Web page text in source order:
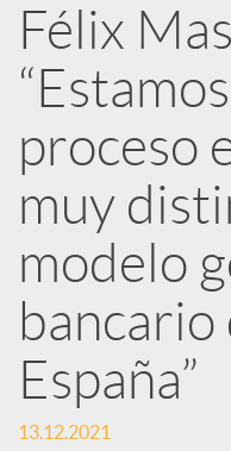
b
i
c
a
d
Félix
proceso
muy
modelo
bancario
España”
13.12.2021